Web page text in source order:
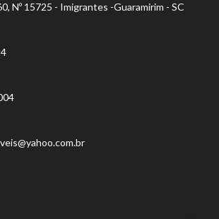
Nº 15725 - Imigrantes -Guaramirim - SC